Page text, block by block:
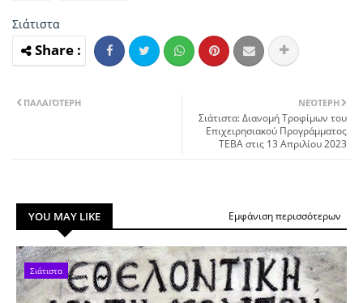
Σιάτιστα
ΝΕΌΤΕΡΗ
Σιάτιστα: Διανομή Τροφίμων του
Επιχειρησιακού Προγράμματος
ΤΕΒΑ στις 13 Απριλίου 2023
ΠΑΛΑΙΌΤΕΡΗ
YOU MAY LIKE Εμφάνιση περισσότερων
Σιάτιστα